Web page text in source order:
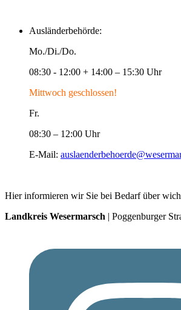
Ausländerbehörde:
Mo./Di./Do.
08:30 - 12:00 + 14:00 – 15:30 Uhr
Mittwoch geschlossen!
Fr.
08:30 – 12:00 Uhr
E-Mail:
Hier informieren wir Sie bei Bedarf über
Landkreis Wesermarsch | Poggenburger